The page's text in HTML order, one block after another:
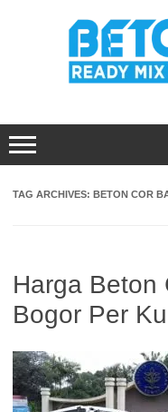
TAG ARCHIVES: BETON COR
Harga Beton
Bogor Per